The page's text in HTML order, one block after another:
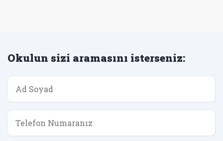
Okulun sizi aramasını isterseniz: